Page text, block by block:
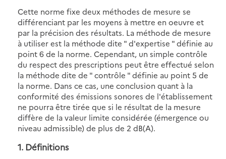
Cette norme fixe deux méthodes de mesure se
différenciant par les moyens à mettre en oeuvre et
par la précision des résultats. La méthode de mesure
à utiliser est la méthode dite " d'expertise " définie au
point 6 de la norme. Cependant, un simple contrôle
du respect des prescriptions peut être effectué selon
la méthode dite de " contrôle " définie au point 5 de
la norme. Dans ce cas, une conclusion quant à la
conformité des émissions sonores de l'établissement
ne pourra être tirée que si le résultat de la mesure
diffère de la valeur limite considérée (émergence ou
niveau admissible) de plus de 2 dB(A).
1. Définitions